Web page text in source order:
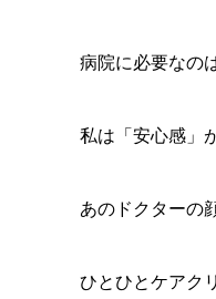
病院に必要なの
私は「安心感」
あのドクターの
ひとひとケアク